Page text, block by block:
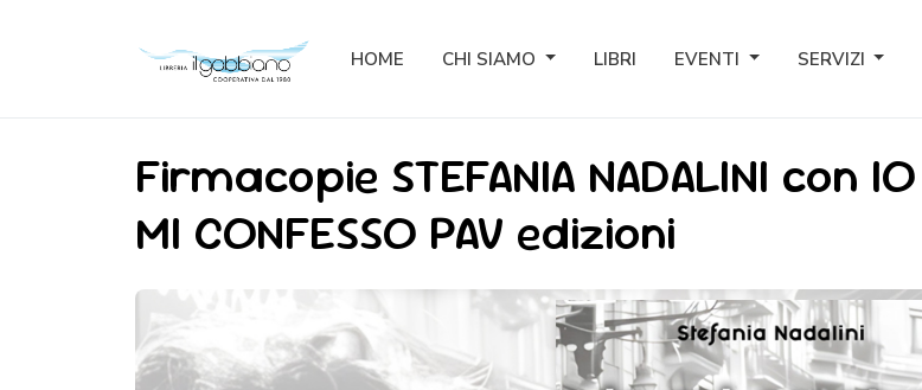
HOME CHI SIAMO LIBRI EVENTI SERVIZI
Firmacopie STEFANIA NADALINI con IO
MI CONFESSO PAV edizioni